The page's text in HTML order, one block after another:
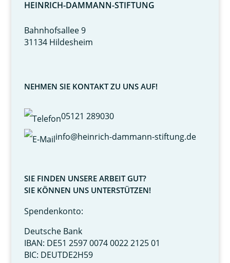
HEINRICH-DAMMANN-STIFTUNG
Bahnhofsallee 9
31134 Hildesheim
NEHMEN SIE KONTAKT ZU UNS AUF!
05121 289030
info@heinrich-dammann-stiftung.de
SIE FINDEN UNSERE ARBEIT GUT?
SIE KÖNNEN UNS UNTERSTÜTZEN!
Spendenkonto:
Deutsche Bank
IBAN: DE51 2597 0074 0022 2125 01
BIC: DEUTDE2H59